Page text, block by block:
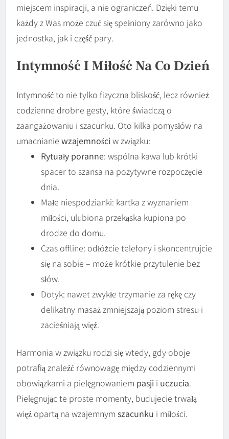
miejscem inspiracji, a nie ograniczeń. Dzięki temu
każdy z Was może czuć się spełniony zarówno jako
jednostka, jak i część pary.
Intymność I Miłość Na Co Dzień
Intymność to nie tylko fizyczna bliskość, lecz również
codzienne drobne gesty, które świadczą o
zaangażowaniu i szacunku. Oto kilka pomysłów na
umacnianie wzajemnościw związku:
Rytuały poranne: wspólna kawa lub krótki
spacer to szansa na pozytywne rozpoczęcie
dnia.
Małe niespodzianki: kartka z wyznaniem
miłości, ulubiona przekąska kupiona po
drodze do domu.
Czas offline: odłóżcie telefony i skoncentrujcie
się na sobie – może krótkie przytulenie bez
słów.
Dotyk: nawet zwykłe trzymanie za rękę czy
delikatny masaż zmniejszają poziom stresu i
zacieśniają więź.
Harmonia w związku rodzi się wtedy, gdy oboje
potrafią znaleźć równowagę między codziennymi
obowiązkami a pielęgnowaniem pasji i uczucia.
Pielęgnując te proste momenty, budujecie trwałą
więź opartą na wzajemnym szacunku i miłości.